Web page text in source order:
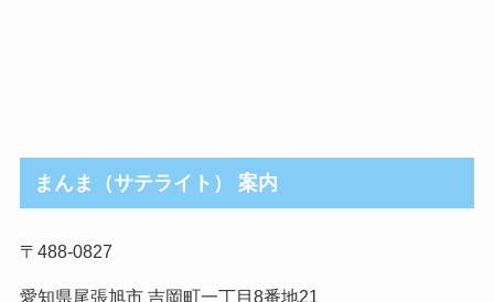
まんま（サテライト） 案内
〒488-0827
愛知県尾張旭市 吉岡町一丁目8番地21